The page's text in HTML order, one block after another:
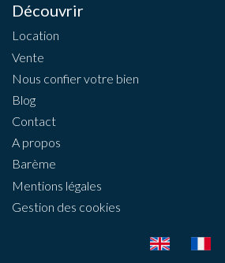
Découvrir
Location
Vente
Nous confier votre bien
Blog
Contact
A propos
Barème
Mentions légales
Gestion des cookies